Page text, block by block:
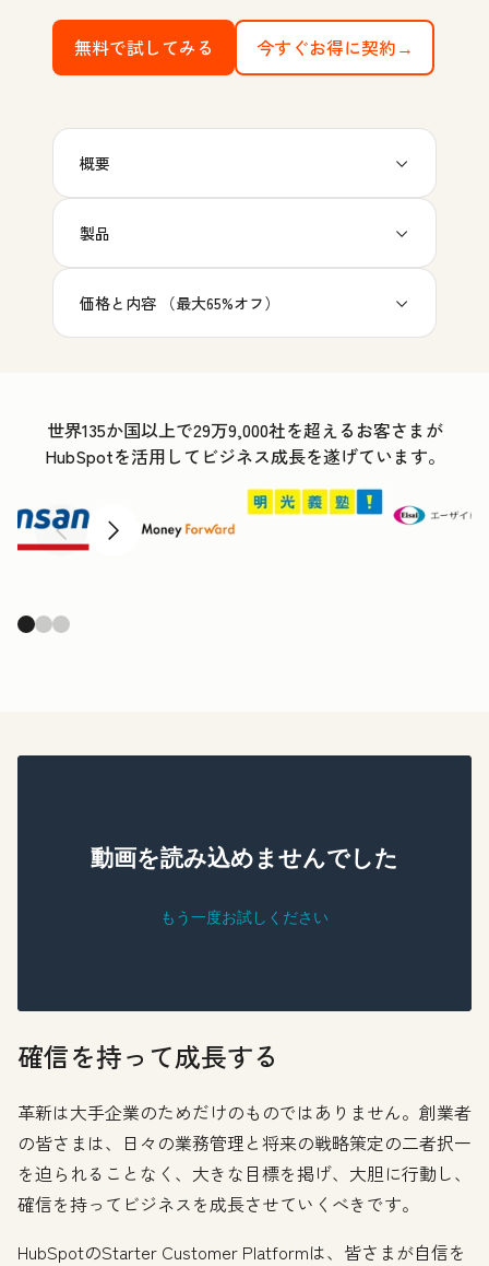
無料で試してみる with HubSpot's free tools
今すぐお得に契約→
概要
製品
価格と内容 （最大65%オフ）
世界135か国以上で29万9,000社を超えるお客さまが
HubSpotを活用してビジネス成長を遂げています。
前へ 次へ
確信を持って成長する
革新は大手企業のためだけのものではありません。創業者
の皆さまは、日々の業務管理と将来の戦略策定の二者択一
を迫られることなく、大きな目標を掲げ、大胆に行動し、
確信を持ってビジネスを成長させていくべきです。
HubSpotのStarter Customer Platformは、皆さまが自信を